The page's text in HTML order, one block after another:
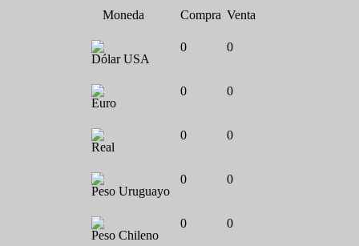
Moneda Compra Venta
Dólar USA
0 0
Euro
0 0
Real
0 0
Peso Uruguayo
0 0
Peso Chileno
0 0